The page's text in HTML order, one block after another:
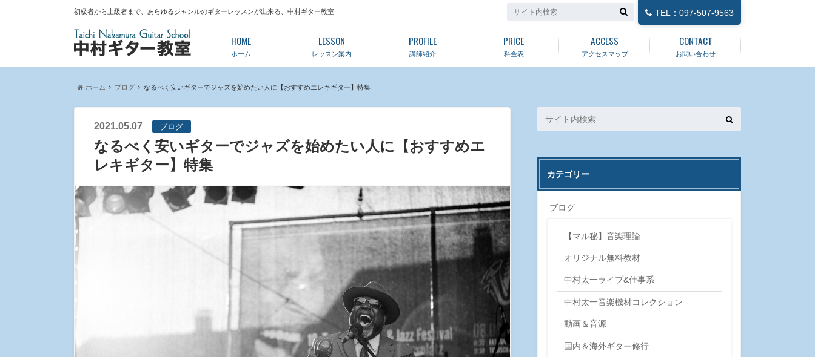
初級者から上級者まで、あらゆるジャンルのギターレッスンが出来る、中村ギター教室 TEL：097-507-9563
ホーム
HOME
レッスン案内
LESSON
講師紹介
PROFILE
料金表
PRICE
アクセスマップ
ACCESS
お問い合わせ
CONTACT
ホーム ブログ なるべく安いギターでジャズを始めたい人に【おすすめエレキギター】特集
2021.05.07 ブログ
なるべく安いギターでジャズを始めたい人に【おすすめエ
レキギター】特集
カテゴリー
ブログ
【マル秘】音楽理論
オリジナル無料教材
中村太一ライブ&仕事系
中村太一音楽機材コレクション
動画＆音源
国内＆海外ギター修行